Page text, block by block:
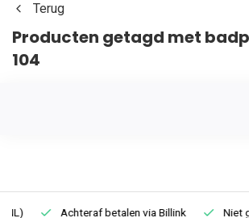
Terug
Producten getagd met
104
Achteraf betalen via Billink Niet